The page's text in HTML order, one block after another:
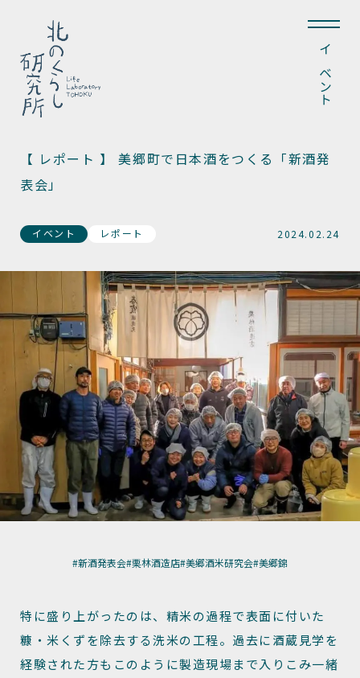
イベント
【 レポート 】 美郷町で日本酒をつくる「新酒発
表会」
イベント レポート 2024.02.24
#新酒発表会#栗林酒造店#美郷酒米研究会#美郷錦
特に盛り上がったのは、精米の過程で表面に付いた
糠・米くずを除去する洗米の工程。過去に酒蔵見学を
経験された方もこのように製造現場まで入りこみ一緒